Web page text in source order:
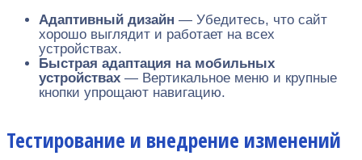
Адаптивный дизайн — Убедитесь, что сайт
хорошо выглядит и работает на всех
устройствах.
Быстрая адаптация на мобильных
устройствах — Вертикальное меню и крупные
кнопки упрощают навигацию.
Тестирование и внедрение изменений